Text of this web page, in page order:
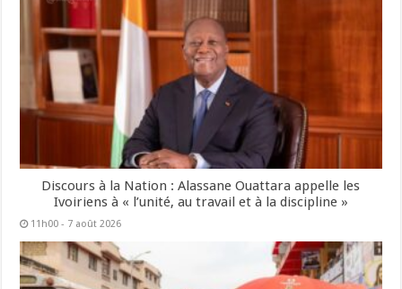
Discours à la Nation : Alassane Ouattara appelle les
Ivoiriens à « l’unité, au travail et à la discipline »
11h00 - 7 août 2026